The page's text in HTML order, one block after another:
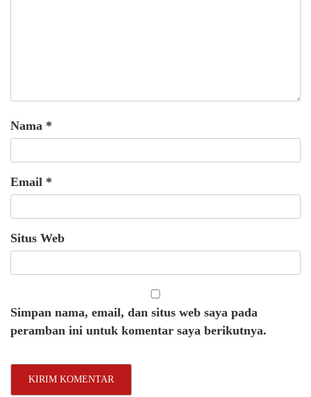
Nama *
Email *
Situs Web
Simpan nama, email, dan situs web saya pada
peramban ini untuk komentar saya berikutnya.